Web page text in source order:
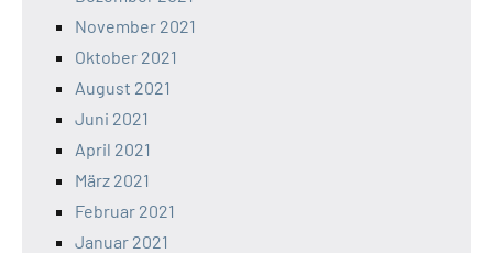
November 2021
Oktober 2021
August 2021
Juni 2021
April 2021
März 2021
Februar 2021
Januar 2021